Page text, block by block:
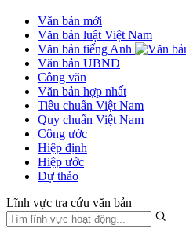
Văn bản mới
Văn bản luật Việt Nam
Văn bản tiếng Anh
Văn bản UBND
Công văn
Văn bản hợp nhất
Tiêu chuẩn Việt Nam
Quy chuẩn Việt Nam
Công ước
Hiệp định
Hiệp ước
Dự thảo
Lĩnh vực tra cứu văn bản